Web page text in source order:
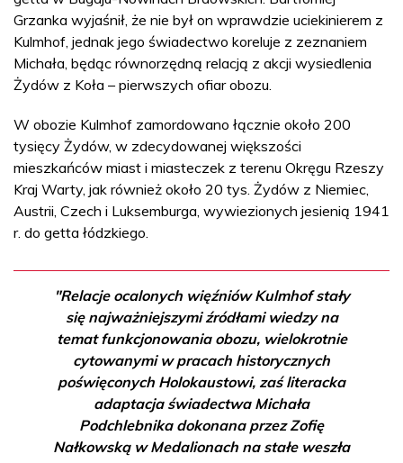
Grzanka wyjaśnił, że nie był on wprawdzie uciekinierem z
Kulmhof, jednak jego świadectwo koreluje z zeznaniem
Michała, będąc równorzędną relacją z akcji wysiedlenia
Żydów z Koła – pierwszych ofiar obozu.
W obozie Kulmhof zamordowano łącznie około 200
tysięcy Żydów, w zdecydowanej większości
mieszkańców miast i miasteczek z terenu Okręgu Rzeszy
Kraj Warty, jak również około 20 tys. Żydów z Niemiec,
Austrii, Czech i Luksemburga, wywiezionych jesienią 1941
r. do getta łódzkiego.
"Relacje ocalonych więźniów Kulmhof stały
się najważniejszymi źródłami wiedzy na
temat funkcjonowania obozu, wielokrotnie
cytowanymi w pracach historycznych
poświęconych Holokaustowi, zaś literacka
adaptacja świadectwa Michała
Podchlebnika dokonana przez Zofię
Nałkowską w Medalionach na stałe weszła